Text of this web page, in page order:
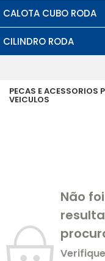
CALOTA CUBO RODA
CILINDRO RODA
PECAS E ACESSORIOS
VEICULOS
Não